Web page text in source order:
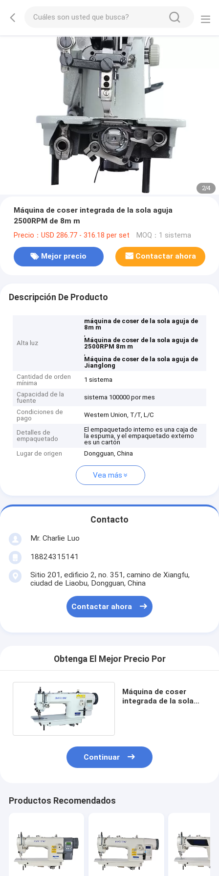
2/4
Máquina de coser integrada de la sola aguja
2500RPM de 8m m
Precio：USD 286.77 - 316.18 per set MOQ：1 sistema
Mejor precio Contactar ahora
Descripción De Producto
Alta luz
máquina de coser de la sola aguja de
8m m
,
Máquina de coser de la sola aguja de
2500RPM 8m m
,
Máquina de coser de la sola aguja de
Jianglong
Cantidad de orden
mínima
1 sistema
Capacidad de la
fuente
sistema 100000 por mes
Condiciones de
pago
Western Union, T/T, L/C
Detalles de
empaquetado
El empaquetado interno es una caja de
la espuma, y el empaquetado externo
es un cartón
Lugar de origen
Dongguan, China
Vea más
Contacto
Mr. Charlie Luo
18824315141
Sitio 201, edificio 2, no. 351, camino de Xiangfu,
ciudad de Liaobu, Dongguan, China
Contactar ahora
Obtenga El Mejor Precio Por
Máquina de coser
integrada de la sola
Continuar
Productos Recomendados